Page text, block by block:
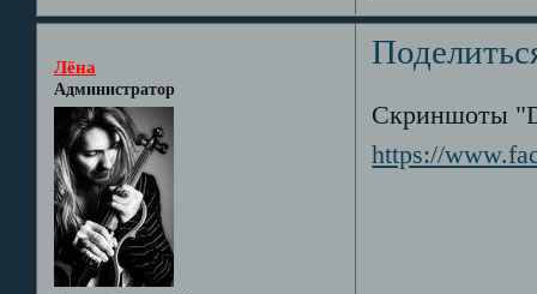
Лёна
Администратор
Скриншоты
https://